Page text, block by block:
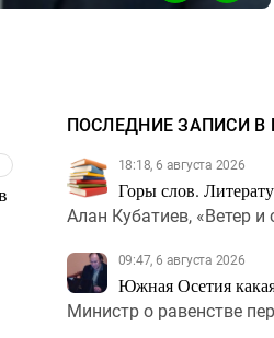
ПОСЛЕДНИЕ ЗАПИСИ В
18:18, 6 августа 2026
Горы слов.
Алан Кубатиев, «Ветер и
09:47, 6 августа 2026
Южная Осетия
Министр о равенстве